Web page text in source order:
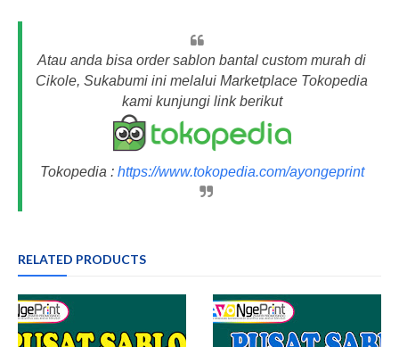
Atau anda bisa order sablon bantal custom murah di
Cikole, Sukabumi ini melalui Marketplace Tokopedia
kami kunjungi link berikut
Tokopedia : https://www.tokopedia.com/ayongeprint
RELATED PRODUCTS